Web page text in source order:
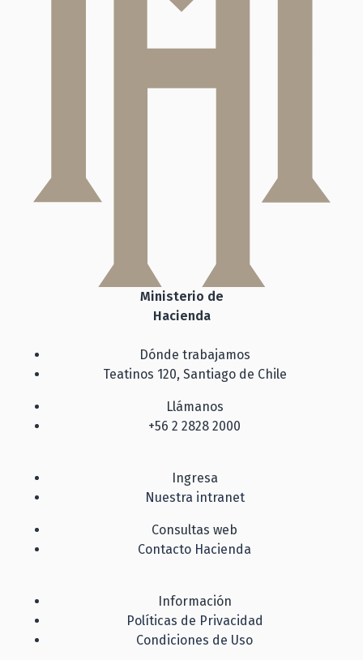
Ministerio de
Hacienda
Dónde trabajamos
Teatinos 120, Santiago de Chile
Llámanos
+56 2 2828 2000
Ingresa
Nuestra intranet
Consultas web
Contacto Hacienda
Información
Políticas de Privacidad
Condiciones de Uso